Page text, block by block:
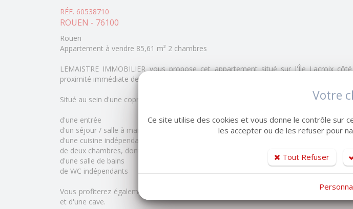
RÉF. 60538710
ROUEN - 76100
Rouen
Appartement à vendre 85,61 m² 2 chambres
LEMAISTRE IMMOBILIER vous propose cet appartement situé sur l'Île Lacroix
proximité immédiate des transports en commun, des commerces et d'un pôle de santé.
Situé au sein d'une copropriété sécurisée avec ascenseur, cet appartement lumineux et
d'une entrée
d'un séjour / salle à manger lumineux
d'une cuisine indépendante aménagée et équipée avec accès à une arrière-cuisine /
de deux chambres, dont une avec accès à une loggia
d'une salle de bains
de WC indépendants
Vous profiterez également d'une loggia, idéale pour les beaux jours, ainsi que d'une
et d'une cave.
Votre
Ce site utilise des cookies et vous donne le contrôle sur
les accepter ou de les refuser pour
Tout Refuser